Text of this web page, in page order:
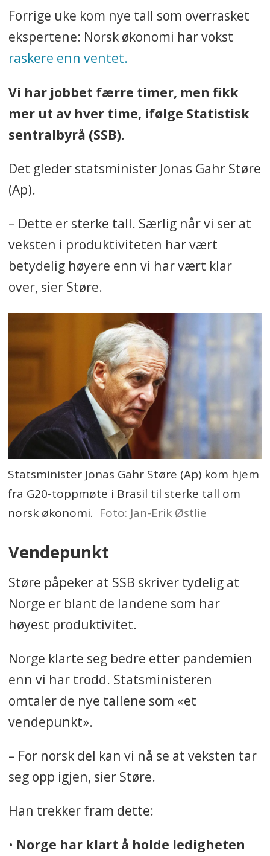
Forrige uke kom nye tall som overrasket
ekspertene: Norsk økonomi har vokst
raskere enn ventet.
Vi har jobbet færre timer, men fikk
mer ut av hver time, ifølge Statistisk
sentralbyrå (SSB).
Det gleder statsminister Jonas Gahr Støre
(Ap).
– Dette er sterke tall. Særlig når vi ser at
veksten i produktiviteten har vært
betydelig høyere enn vi har vært klar
over, sier Støre.
Statsminister Jonas Gahr Støre (Ap) kom hjem
fra G20-toppmøte i Brasil til sterke tall om
norsk økonomi. Foto: Jan-Erik Østlie
Vendepunkt
Støre påpeker at SSB skriver tydelig at
Norge er blant de landene som har
høyest produktivitet.
Norge klarte seg bedre etter pandemien
enn vi har trodd. Statsministeren
omtaler de nye tallene som «et
vendepunkt».
– For norsk del kan vi nå se at veksten tar
seg opp igjen, sier Støre.
Han trekker fram dette:
• Norge har klart å holde ledigheten